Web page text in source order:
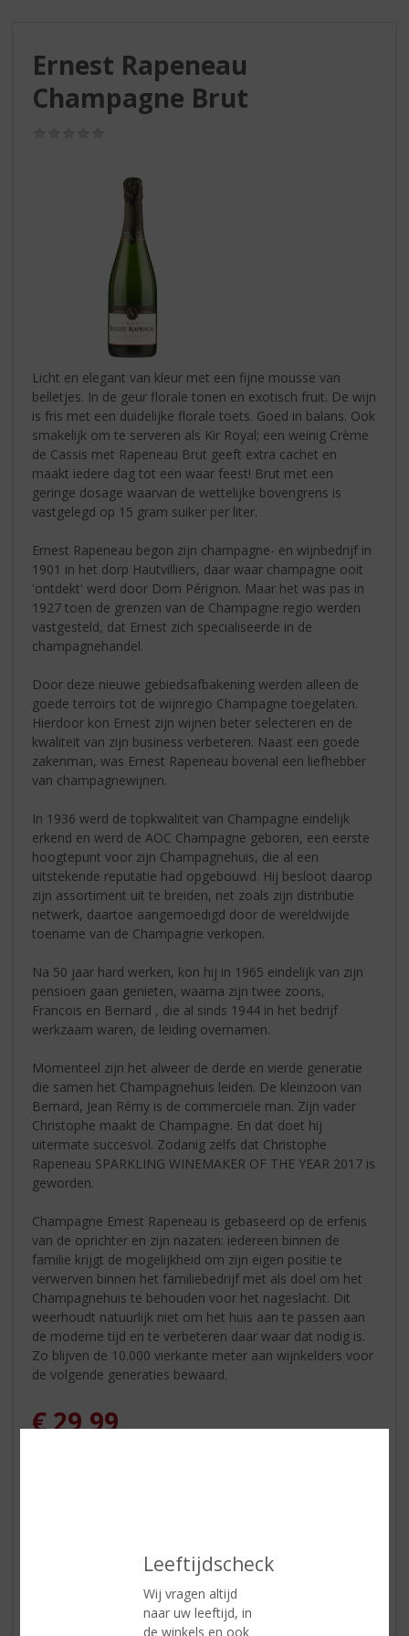
Leeftijdscheck
Wij vragen altijd
naar uw leeftijd, in
de winkels en ook
Ernest Rapeneau
Champagne Brut
Licht en elegant van kleur met een fijne mousse van
belletjes. In de geur florale tonen en exotisch fruit. De wijn
is fris met een duidelijke florale toets. Goed in balans. Ook
smakelijk om te serveren als Kir Royal; een weinig Crème
de Cassis met Rapeneau Brut geeft extra cachet en
maakt iedere dag tot een waar feest! Brut met een
geringe dosage waarvan de wettelijke bovengrens is
vastgelegd op 15 gram suiker per liter.
Ernest Rapeneau begon zijn champagne- en wijnbedrijf in
1901 in het dorp Hautvilliers, daar waar champagne ooit
'ontdekt' werd door Dom Pérignon. Maar het was pas in
1927 toen de grenzen van de Champagne regio werden
vastgesteld, dat Ernest zich specialiseerde in de
champagnehandel.
Door deze nieuwe gebiedsafbakening werden alleen de
goede terroirs tot de wijnregio Champagne toegelaten.
Hierdoor kon Ernest zijn wijnen beter selecteren en de
kwaliteit van zijn business verbeteren. Naast een goede
zakenman, was Ernest Rapeneau bovenal een liefhebber
van champagnewijnen.
In 1936 werd de topkwaliteit van Champagne eindelijk
erkend en werd de AOC Champagne geboren, een eerste
hoogtepunt voor zijn Champagnehuis, die al een
uitstekende reputatie had opgebouwd. Hij besloot daarop
zijn assortiment uit te breiden, net zoals zijn distributie
netwerk, daartoe aangemoedigd door de wereldwijde
toename van de Champagne verkopen.
Na 50 jaar hard werken, kon hij in 1965 eindelijk van zijn
pensioen gaan genieten, waarna zijn twee zoons,
Francois en Bernard , die al sinds 1944 in het bedrijf
werkzaam waren, de leiding overnamen.
Momenteel zijn het alweer de derde en vierde generatie
die samen het Champagnehuis leiden. De kleinzoon van
Bernard, Jean Rémy is de commerciële man. Zijn vader
Christophe maakt de Champagne. En dat doet hij
uitermate succesvol. Zodanig zelfs dat Christophe
Rapeneau SPARKLING WINEMAKER OF THE YEAR 2017 is
geworden.
Champagne Ernest Rapeneau is gebaseerd op de erfenis
van de oprichter en zijn nazaten: iedereen binnen de
familie krijgt de mogelijkheid om zijn eigen positie te
verwerven binnen het familiebedrijf met als doel om het
Champagnehuis te behouden voor het nageslacht. Dit
weerhoudt natuurlijk niet om het huis aan te passen aan
de moderne tijd en te verbeteren daar waar dat nodig is.
Zo blijven de 10.000 vierkante meter aan wijnkelders voor
de volgende generaties bewaard.
€29,99
ETIKETINFORMATIE
Land van Herkomst Frankrijk